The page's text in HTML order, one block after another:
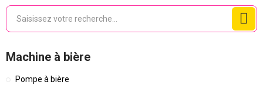
Machine à bière
Pompe à bière